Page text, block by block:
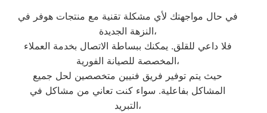
في حال مواجهتك لأي مشكلة تقنية مع منتجات هوفر في
النزهة الجديدة،
فلا داعي للقلق. يمكنك ببساطة الاتصال بخدمة العملاء
المخصصة للصيانة الفورية،
حيث يتم توفير فريق فنيين متخصصين لحل جميع
المشاكل بفاعلية. سواء كنت تعاني من مشاكل في
التبريد،